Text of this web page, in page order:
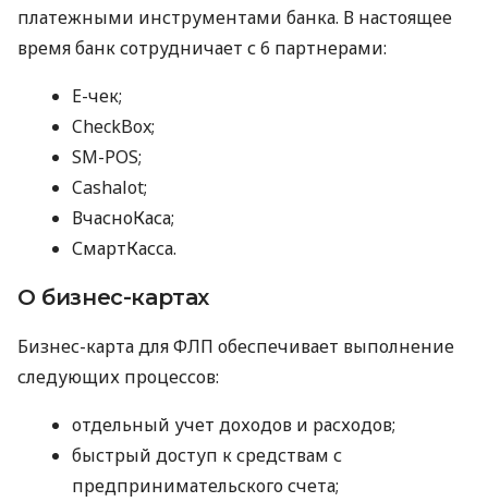
платежными инструментами банка. В настоящее
время банк сотрудничает с 6 партнерами:
E-чек;
CheckBox;
SM-POS;
Cashalot;
ВчасноКаса;
СмартКасса.
О бизнес-картах
Бизнес-карта для ФЛП обеспечивает выполнение
следующих процессов:
отдельный учет доходов и расходов;
быстрый доступ к средствам с
предпринимательского счета;